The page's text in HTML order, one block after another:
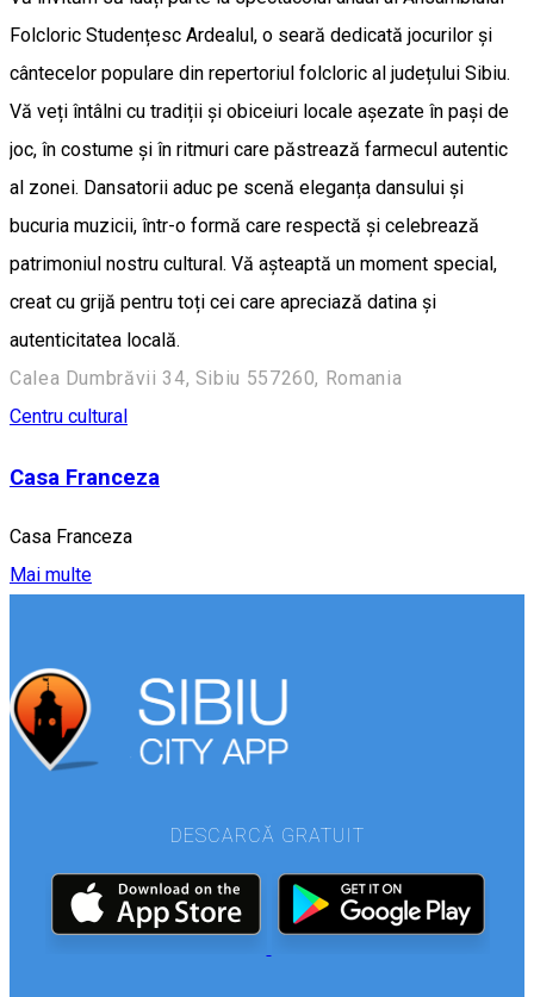
Folcloric Studențesc Ardealul, o seară dedicată jocurilor și
cântecelor populare din repertoriul folcloric al județului Sibiu.
Vă veți întâlni cu tradiții și obiceiuri locale așezate în pași de
joc, în costume și în ritmuri care păstrează farmecul autentic
al zonei. Dansatorii aduc pe scenă eleganța dansului și
bucuria muzicii, într-o formă care respectă și celebrează
patrimoniul nostru cultural. Vă așteaptă un moment special,
creat cu grijă pentru toți cei care apreciază datina și
autenticitatea locală.
Calea Dumbrăvii 34, Sibiu 557260, Romania
Centru cultural
Casa Franceza
Casa Franceza
Mai multe
DESCARCĂ GRATUIT